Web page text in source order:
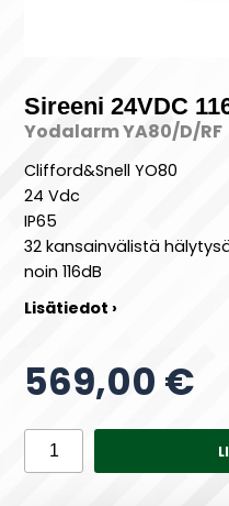
Sireeni 24VDC
Yodalarm YA80/D/RF
Clifford&Snell YO80
24 Vdc
IP65
32 kansainvälistä
noin 116dB
Lisätiedot ›
569,00 €